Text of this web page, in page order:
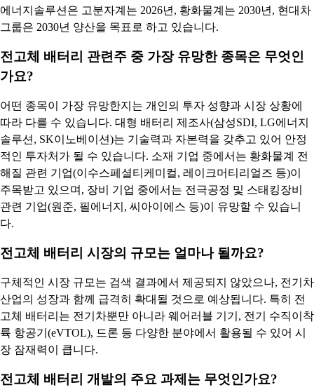
에너지솔루션은 고분자계는 2026년, 황화물계는 2030년, 현대차
그룹은 2030년 양산을 목표로 하고 있습니다.
전고체 배터리 관련주 중 가장 유망한 종목은 무엇인
가요?
어떤 종목이 가장 유망한지는 개인의 투자 성향과 시장 상황에
따라 다를 수 있습니다. 대형 배터리 제조사(삼성SDI, LG에너지
솔루션, SK이노베이션)는 기술력과 자본력을 갖추고 있어 안정
적인 투자처가 될 수 있습니다. 소재 기업 중에서는 황화물계 전
해질 관련 기업(이수스페셜티케미컬, 레이크머티리얼즈 등)이
주목받고 있으며, 장비 기업 중에서는 전극공정 및 스태킹장비
관련 기업(원준, 필에너지, 씨아이에스 등)이 유망할 수 있습니
다.
전고체 배터리 시장의 규모는 얼마나 될까요?
구체적인 시장 규모는 검색 결과에서 제공되지 않았으나, 전기차
산업의 성장과 함께 급격히 확대될 것으로 예상됩니다. 특히 전
고체 배터리는 전기차뿐만 아니라 웨어러블 기기, 전기 수직이착
륙 항공기(eVTOL), 드론 등 다양한 분야에서 활용될 수 있어 시
장 잠재력이 큽니다.
전고체 배터리 개발의 주요 과제는 무엇인가요?